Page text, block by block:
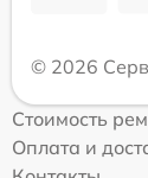
© 2026
Стоимость
Оплата и